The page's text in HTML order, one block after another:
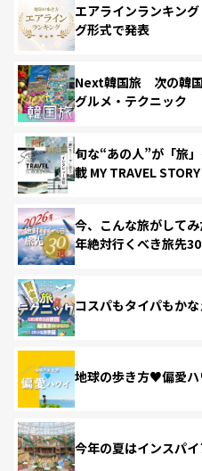
エアラインランキン
グ形式で発表
Next韓国旅 次の韓国
グルメ・テクニック
旬な“あの人”が「旅
載 MY TRAVEL STORY
今、こんな旅がして
年絶対行くべき旅先30
コスパもタイパもか
地球の歩き方♥偏愛ハ
今年の夏はインスパイ